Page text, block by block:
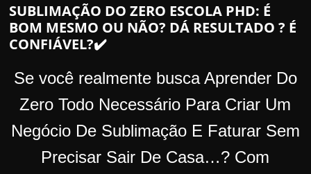
e
l
o
s
SUBLIMAÇÃO DO ZERO ESCOLA PHD: É
BOM MESMO OU NÃO? DÁ RESULTADO ? É
CONFIÁVEL?✔️
Se você realmente busca Aprender Do
Zero Todo Necessário Para Criar Um
Negócio De Sublimação E Faturar Sem
Precisar Sair De Casa…? Com